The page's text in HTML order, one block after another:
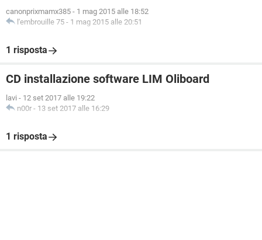
canonprixmamx385 - 1 mag 2015 alle 18:52
l'embrouille 75 - 1 mag 2015 alle 20:51
1 risposta
CD installazione software LIM Oliboard
lavi - 12 set 2017 alle 19:22
n00r - 13 set 2017 alle 16:29
1 risposta